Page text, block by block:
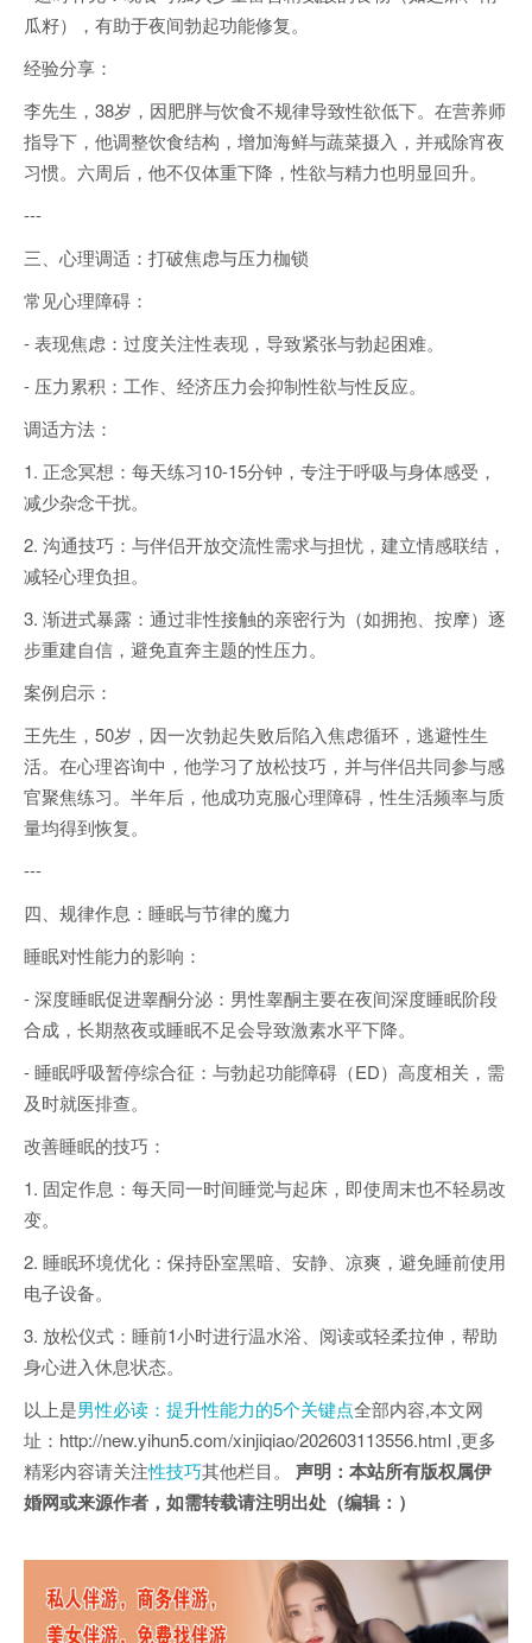
瓜籽），有助于夜间勃起功能修复。
经验分享：
李先生，38岁，因肥胖与饮食不规律导致性欲低下。在营养师
指导下，他调整饮食结构，增加海鲜与蔬菜摄入，并戒除宵夜
习惯。六周后，他不仅体重下降，性欲与精力也明显回升。
---
三、心理调适：打破焦虑与压力枷锁
常见心理障碍：
- 表现焦虑：过度关注性表现，导致紧张与勃起困难。
- 压力累积：工作、经济压力会抑制性欲与性反应。
调适方法：
1. 正念冥想：每天练习10-15分钟，专注于呼吸与身体感受，
减少杂念干扰。
2. 沟通技巧：与伴侣开放交流性需求与担忧，建立情感联结，
减轻心理负担。
3. 渐进式暴露：通过非性接触的亲密行为（如拥抱、按摩）逐
步重建自信，避免直奔主题的性压力。
案例启示：
王先生，50岁，因一次勃起失败后陷入焦虑循环，逃避性生
活。在心理咨询中，他学习了放松技巧，并与伴侣共同参与感
官聚焦练习。半年后，他成功克服心理障碍，性生活频率与质
量均得到恢复。
---
四、规律作息：睡眠与节律的魔力
睡眠对性能力的影响：
- 深度睡眠促进睾酮分泌：男性睾酮主要在夜间深度睡眠阶段
合成，长期熬夜或睡眠不足会导致激素水平下降。
- 睡眠呼吸暂停综合征：与勃起功能障碍（ED）高度相关，需
及时就医排查。
改善睡眠的技巧：
1. 固定作息：每天同一时间睡觉与起床，即使周末也不轻易改
变。
2. 睡眠环境优化：保持卧室黑暗、安静、凉爽，避免睡前使用
电子设备。
3. 放松仪式：睡前1小时进行温水浴、阅读或轻柔拉伸，帮助
身心进入休息状态。
以上是男性必读：提升性能力的5个关键点全部内容,本文网
址：http://new.yihun5.com/xinjiqiao/202603113556.html ,更多
精彩内容请关注性技巧其他栏目。 声明：本站所有版权属伊
婚网或来源作者，如需转载请注明出处（编辑：）